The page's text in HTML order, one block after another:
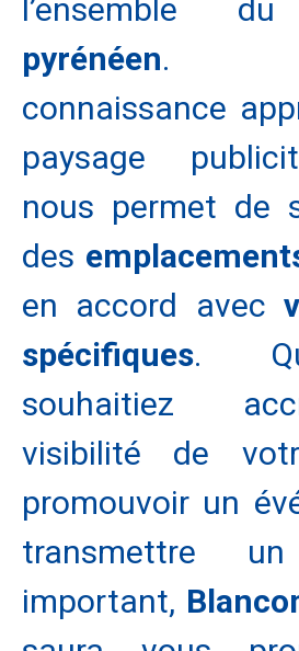
l’ensemble
pyrénéen.
connaissance
paysage
nous permet de
des
en accord avec
spécifiques.
souhaitiez
visibilité de
promouvoir un
transmettre
important,